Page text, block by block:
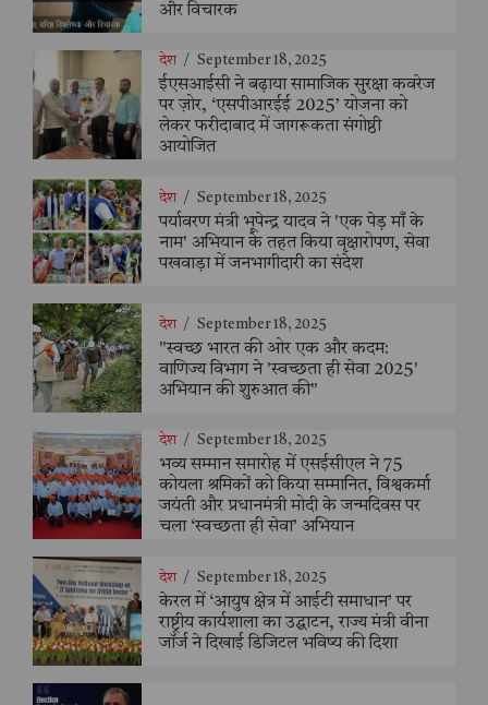
और विचारक
देश / September 18, 2025
ईएसआईसी ने बढ़ाया सामाजिक सुरक्षा कवरेज
पर ज़ोर, ‘एसपीआरईई 2025’ योजना को
लेकर फरीदाबाद में जागरूकता संगोष्ठी
आयोजित
देश / September 18, 2025
पर्यावरण मंत्री भूपेन्द्र यादव ने 'एक पेड़ माँ के
नाम' अभियान के तहत किया वृक्षारोपण, सेवा
पखवाड़ा में जनभागीदारी का संदेश
देश / September 18, 2025
"स्वच्छ भारत की ओर एक और कदम:
वाणिज्य विभाग ने 'स्वच्छता ही सेवा 2025'
अभियान की शुरुआत की"
देश / September 18, 2025
भव्य सम्मान समारोह में एसईसीएल ने 75
कोयला श्रमिकों को किया सम्मानित, विश्वकर्मा
जयंती और प्रधानमंत्री मोदी के जन्मदिवस पर
चला ‘स्वच्छता ही सेवा’ अभियान
देश / September 18, 2025
केरल में ‘आयुष क्षेत्र में आईटी समाधान’ पर
राष्ट्रीय कार्यशाला का उद्घाटन, राज्य मंत्री वीना
जॉर्ज ने दिखाई डिजिटल भविष्य की दिशा